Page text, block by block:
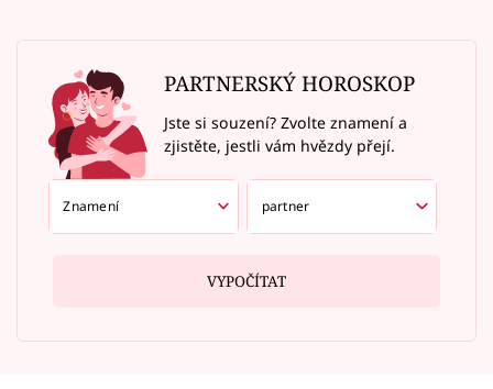
PARTNERSKÝ HOROSKOP
Jste si souzení? Zvolte znamení a
zjistěte, jestli vám hvězdy přejí.
VYPOČÍTAT